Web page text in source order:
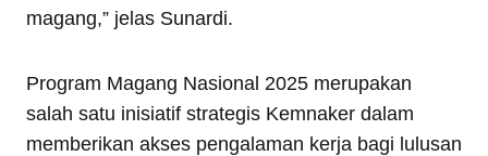
magang,” jelas Sunardi.
Program Magang Nasional 2025 merupakan
salah satu inisiatif strategis Kemnaker dalam
memberikan akses pengalaman kerja bagi lulusan